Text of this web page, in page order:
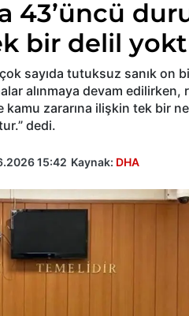
43’üncü
bir delil
sayıda tutuksuz sanık on
alınmaya devam edilirken,
kamu zararına ilişkin tek bir
dedi.
15:42 Kaynak: DHA